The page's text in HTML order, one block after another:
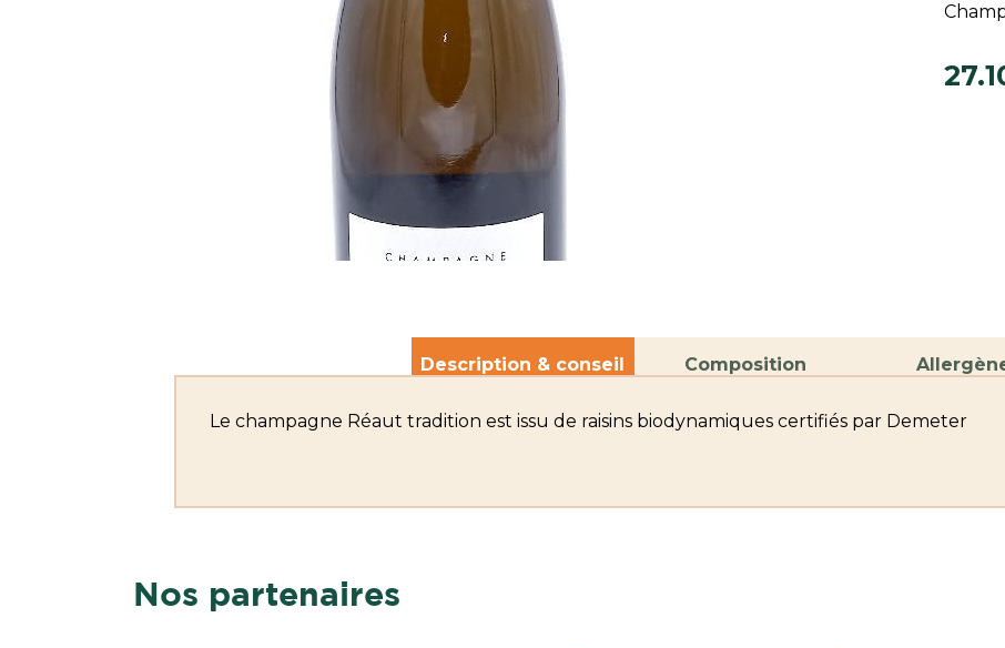
Description & conseil Composition
Le champagne Réaut tradition est issu de raisins biodynamiques certifiés par Demeter
Nos partenaires